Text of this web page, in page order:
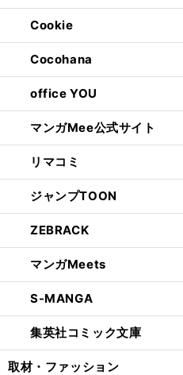
Cookie
Cocohana
office YOU
マンガMee公式サイト
リマコミ
ジャンプTOON
ZEBRACK
マンガMeets
S-MANGA
集英社コミック文庫
取材・ファッション